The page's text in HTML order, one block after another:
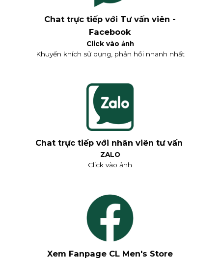
Chat trực tiếp với Tư vấn viên -
Facebook
Click vào ảnh
Khuyến khích sử dụng, phản hồi nhanh nhất
Chat trực tiếp với nhân viên tư vấn
ZALO
Click vào ảnh
Xem Fanpage CL Men's Store